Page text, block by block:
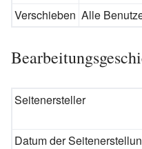
Verschieben Alle
Seitenersteller
Datum der